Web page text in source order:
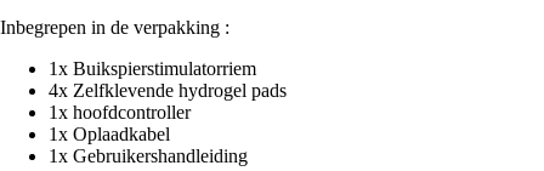
Inbegrepen in de verpakking :
1x Buikspierstimulatorriem
4x Zelfklevende hydrogel pads
1x hoofdcontroller
1x Oplaadkabel
1x Gebruikershandleiding